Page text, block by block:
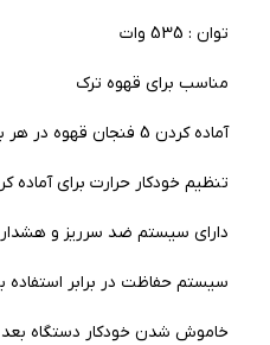
توان : 535 وات
مناسب برای قهوه ترک
آماده کردن 5 فنجان قهوه در هر بار استفاده
تنظیم خودکار حرارت برای آماده
دارای سیستم ضد سرریز و
سیستم حفاظت در برابر استفاده
خاموش شدن خودکار دستگاه بعد